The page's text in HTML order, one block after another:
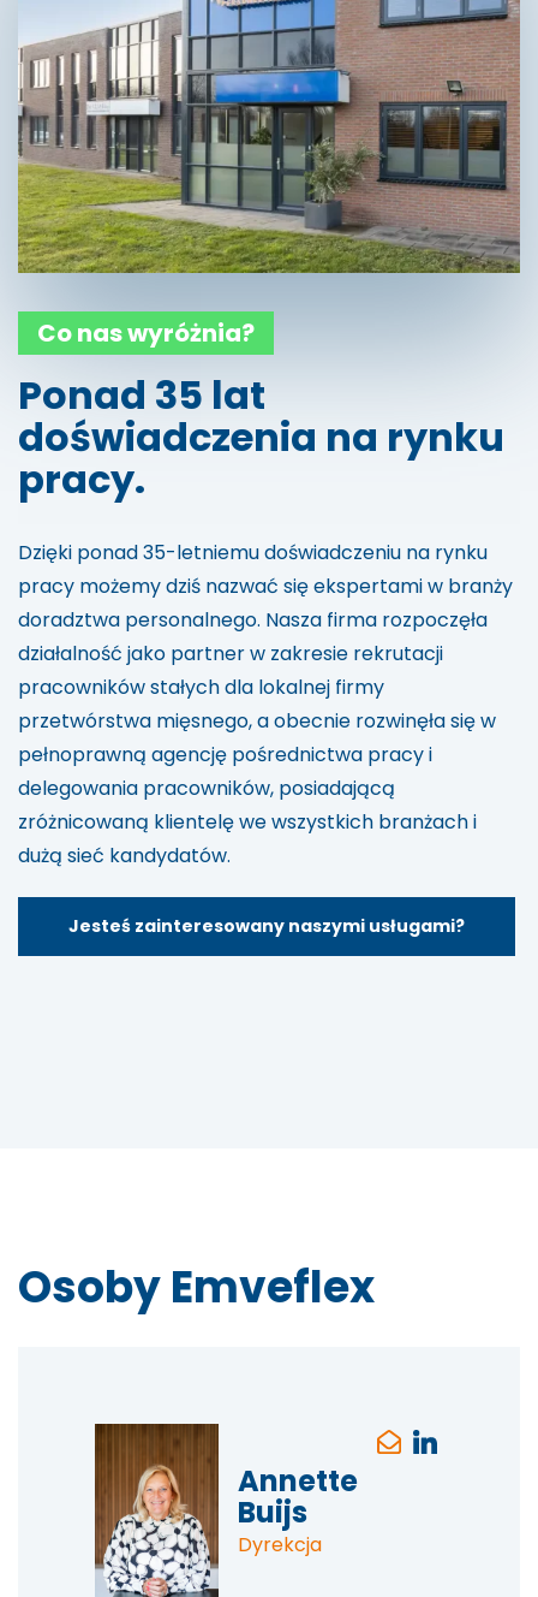
Co nas wyróżnia?
Ponad 35 lat
doświadczenia na rynku
pracy.
Dzięki ponad 35-letniemu doświadczeniu na rynku
pracy możemy dziś nazwać się ekspertami w branży
doradztwa personalnego. Nasza firma rozpoczęła
działalność jako partner w zakresie rekrutacji
pracowników stałych dla lokalnej firmy
przetwórstwa mięsnego, a obecnie rozwinęła się w
pełnoprawną agencję pośrednictwa pracy i
delegowania pracowników, posiadającą
zróżnicowaną klientelę we wszystkich branżach i
dużą sieć kandydatów.
Jesteś zainteresowany naszymi usługami?
Osoby Emveflex
Annette
Buijs
Dyrekcja